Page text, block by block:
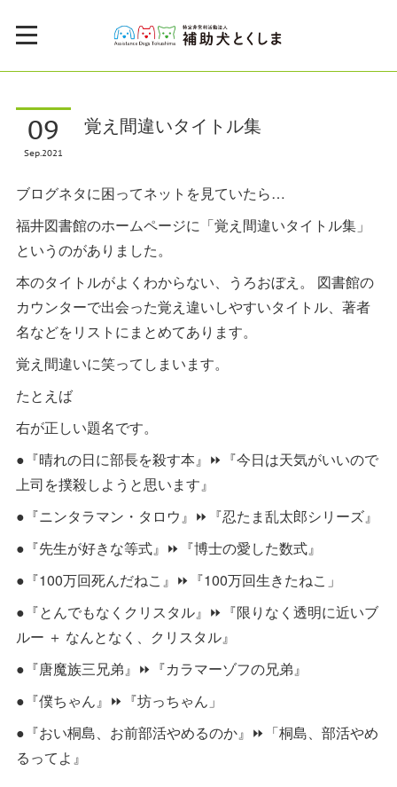
09
Sep2021
覚え間違いタイトル集
ブログネタに困ってネットを見ていたら…
福井図書館のホームページに「覚え間違いタイトル集」
というのがありました。
本のタイトルがよくわからない、うろおぼえ。 図書館の
カウンターで出会った覚え違いしやすいタイトル、著者
名などをリストにまとめてあります。
覚え間違いに笑ってしまいます。
たとえば
右が正しい題名です。
●『晴れの日に部長を殺す本』⏩『今日は天気がいいので
上司を撲殺しようと思います』
●『ニンタラマン・タロウ』⏩『忍たま乱太郎シリーズ』
●『先生が好きな等式』⏩『博士の愛した数式』
●『100万回死んだねこ』⏩『100万回生きたねこ」
●『とんでもなくクリスタル』⏩『限りなく透明に近いブ
ルー ＋ なんとなく、クリスタル』
●『唐魔族三兄弟』⏩『カラマーゾフの兄弟』
●『僕ちゃん』⏩『坊っちゃん」
●『おい桐島、お前部活やめるのか』⏩「桐島、部活やめ
るってよ』